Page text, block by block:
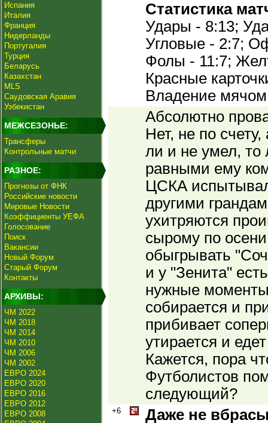
Испания
Италия
Франция
Нидерланды
Португалия
Турция
Беларусь
Казахстан
MLS
Саудовская Аравия
Узбекистан
МЕЖСЕЗОНЬЕ:
Трансферы
Контрольные матчи
РАЗНОЕ:
Прогнозы от ФНК
Российские новости
Мировые Новости
Коэффициенты УЕФА
Голосование
Поиск
Вакансии
Новый Форум
Старый Форум
Контакты
АРХИВЫ:
ЧМ 2022
ЧМ 2018
ЧМ 2014
ЧМ 2010
ЧМ 2006
ЧМ 2002
ЕВРО 2024
ЕВРО 2020
ЕВРО 2016
ЕВРО 2012
ЕВРО 2008
Статистика
Удары - 8:13;
Угловые - 2:7;
Фолы - 11:7;
Красные
Владение
Абсолютно
Нет, не по
ли и не умел, то
равными ему
ЦСКА
другими
ухитряются
сырому по
обыгрывать
и у "Зенита"
нужные
собирается и
прибивает
утирается и
Кажется, пора
Футболистов
следующий?
+6
Даже не